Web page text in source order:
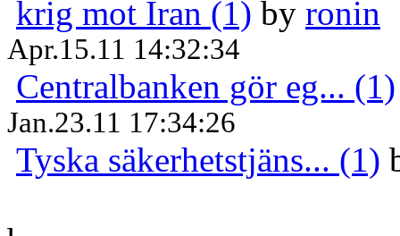
krig mot Iran (1) by ronin
Apr.15.11 14:32:34
Centralbanken gör eg... (1)
Jan.23.11 17:34:26
Tyska säkerhetstjäns... (1)